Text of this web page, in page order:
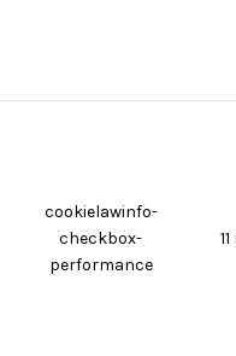
cookielawinfo-
checkbox-
performance